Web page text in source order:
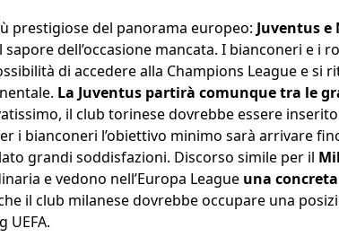
prestigiose del panorama europeo: Juventus e
dell’occasione mancata. I bianconeri e i
di accedere alla Champions League e si
La Juventus partirà comunque tra le
il club torinese dovrebbe essere
i bianconeri l’obiettivo minimo sarà arrivare
grandi soddisfazioni. Discorso simile per il
e vedono nell’Europa League una
il club milanese dovrebbe occupare una
UEFA.